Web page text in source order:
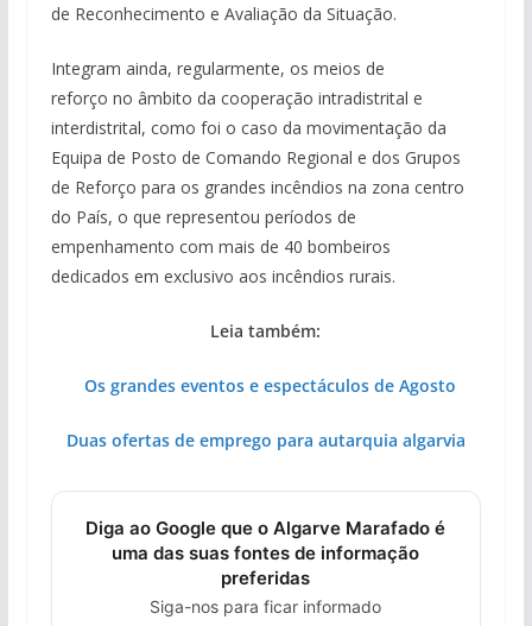
de Reconhecimento e Avaliação da Situação.
Integram ainda, regularmente, os meios de
reforço no âmbito da cooperação intradistrital e
interdistrital, como foi o caso da movimentação da
Equipa de Posto de Comando Regional e dos Grupos
de Reforço para os grandes incêndios na zona centro
do País, o que representou períodos de
empenhamento com mais de 40 bombeiros
dedicados em exclusivo aos incêndios rurais.
Leia também:
Os grandes eventos e espectáculos de Agosto
Duas ofertas de emprego para autarquia algarvia
Diga ao Google que o Algarve Marafado é
uma das suas fontes de informação
preferidas
Siga-nos para ficar informado